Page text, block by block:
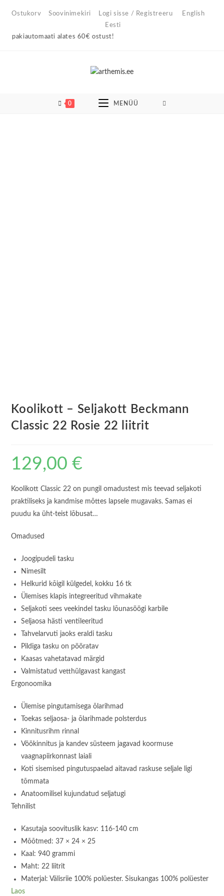
Ostukorv Soovinimekiri Logi sisse / Registreeru
English
Eesti
alates 60€ ostust!
0 MENÜÜ
Koolikott – Seljakott Beckmann
Classic 22 Rosie 22 liitrit
129,00€
Koolikott Classic 22 on pungil omadustest mis teevad seljakoti
praktiliseks ja kandmise mõttes lapsele mugavaks. Samas ei
puudu ka üht-teist lõbusat…
Omadused
Joogipudeli tasku
Nimesilt
Helkurid kõigil külgedel, kokku 16 tk
Ülemises klapis integreeritud vihmakate
Seljakoti sees veekindel tasku lõunasöögi karbile
Seljaosa hästi ventileeritud
Tahvelarvuti jaoks eraldi tasku
Pildiga tasku on pööratav
Kaasas vahetatavad märgid
Valmistatud vetthülgavast kangast
Ergonoomika
Ülemise pingutamisega õlarihmad
Toekas seljaosa- ja õlarihmade polsterdus
Kinnitusrihm rinnal
Vöökinnitus ja kandev süsteem jagavad koormuse
vaagnapiirkonnast laiali
Koti sisemised pingutuspaelad aitavad raskuse seljale ligi
tõmmata
Anatoomilisel kujundatud seljatugi
Tehnilist
Kasutaja soovituslik kasv: 116-140 cm
Mõõtmed: 37 × 24 × 25
Kaal: 940 grammi
Maht: 22 liitrit
Materjal: Välisriie 100% polüester. Sisukangas 100% polüester
Laos